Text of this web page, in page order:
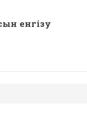
енгізу